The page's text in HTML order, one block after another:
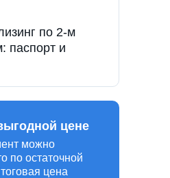
по 2-м
паспорт и
можно
по остаточной
цена
цене